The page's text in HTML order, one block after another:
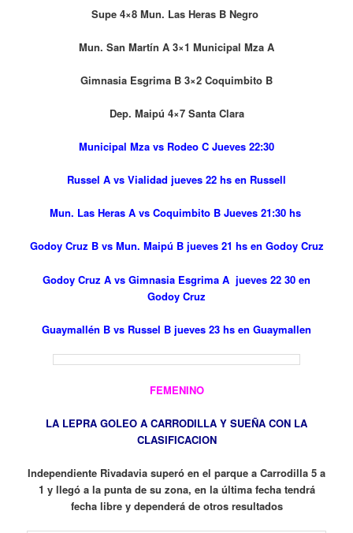
Supe 4×8 Mun. Las Heras B Negro
Mun. San Martín A 3×1 Municipal Mza A
Gimnasia Esgrima B 3×2 Coquimbito B
Dep. Maipú 4×7 Santa Clara
Municipal Mza vs Rodeo C Jueves 22:30
Russel A vs Vialidad jueves 22 hs en Russell
Mun. Las Heras A vs Coquimbito B Jueves 21:30 hs
Godoy Cruz B vs Mun. Maipú B jueves 21 hs en Godoy Cruz
Godoy Cruz A vs Gimnasia Esgrima A jueves 22 30 en
Godoy Cruz
Guaymallén B vs Russel B jueves 23 hs en Guaymallen
FEMENINO
LA LEPRA GOLEO A CARRODILLA Y SUEÑA CON LA
CLASIFICACION
Independiente Rivadavia superó en el parque a Carrodilla 5 a
1 y llegó a la punta de su zona, en la última fecha tendrá
fecha libre y dependerá de otros resultados